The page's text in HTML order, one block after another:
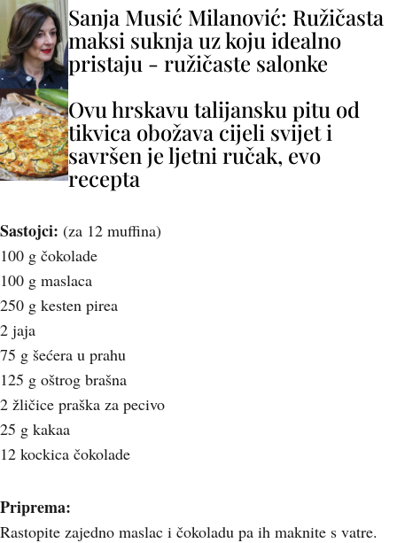
Sanja Musić Milanović: Ružičasta
maksi suknja uz koju idealno
pristaju - ružičaste salonke
Ovu hrskavu talijansku pitu od
tikvica obožava cijeli svijet i
savršen je ljetni ručak, evo
recepta
Sastojci: (za 12 muffina)
100 g čokolade
100 g maslaca
250 g kesten pirea
2 jaja
75 g šećera u prahu
125 g oštrog brašna
2 žličice praška za pecivo
25 g kakaa
12 kockica čokolade
Priprema:
Rastopite zajedno maslac i čokoladu pa ih maknite s vatre.